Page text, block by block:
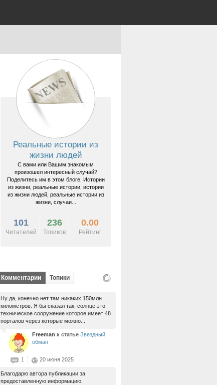
Реальные истории из
жизни людей
С вами или Вашим знакомым
произошел интересный случай?
Поделитесь им в этом блоге. Истории
из жизни, реальные истории, истории
из жизни людей, реальные истории из
жизни, случаи...
101
Читателей
236
Топиков
0.00
Рейтинг
Комментарии Топики
Ну да, конечно нет там никаких 150млн
километров. Я бы сказал так, солнце это
техническое сооружение которое имеет 48
порталов через которые можно...
Freeman к статье Звездный
обман
1 20 июня 2025
Благодарю автора публикации за
предоставленную информацию.